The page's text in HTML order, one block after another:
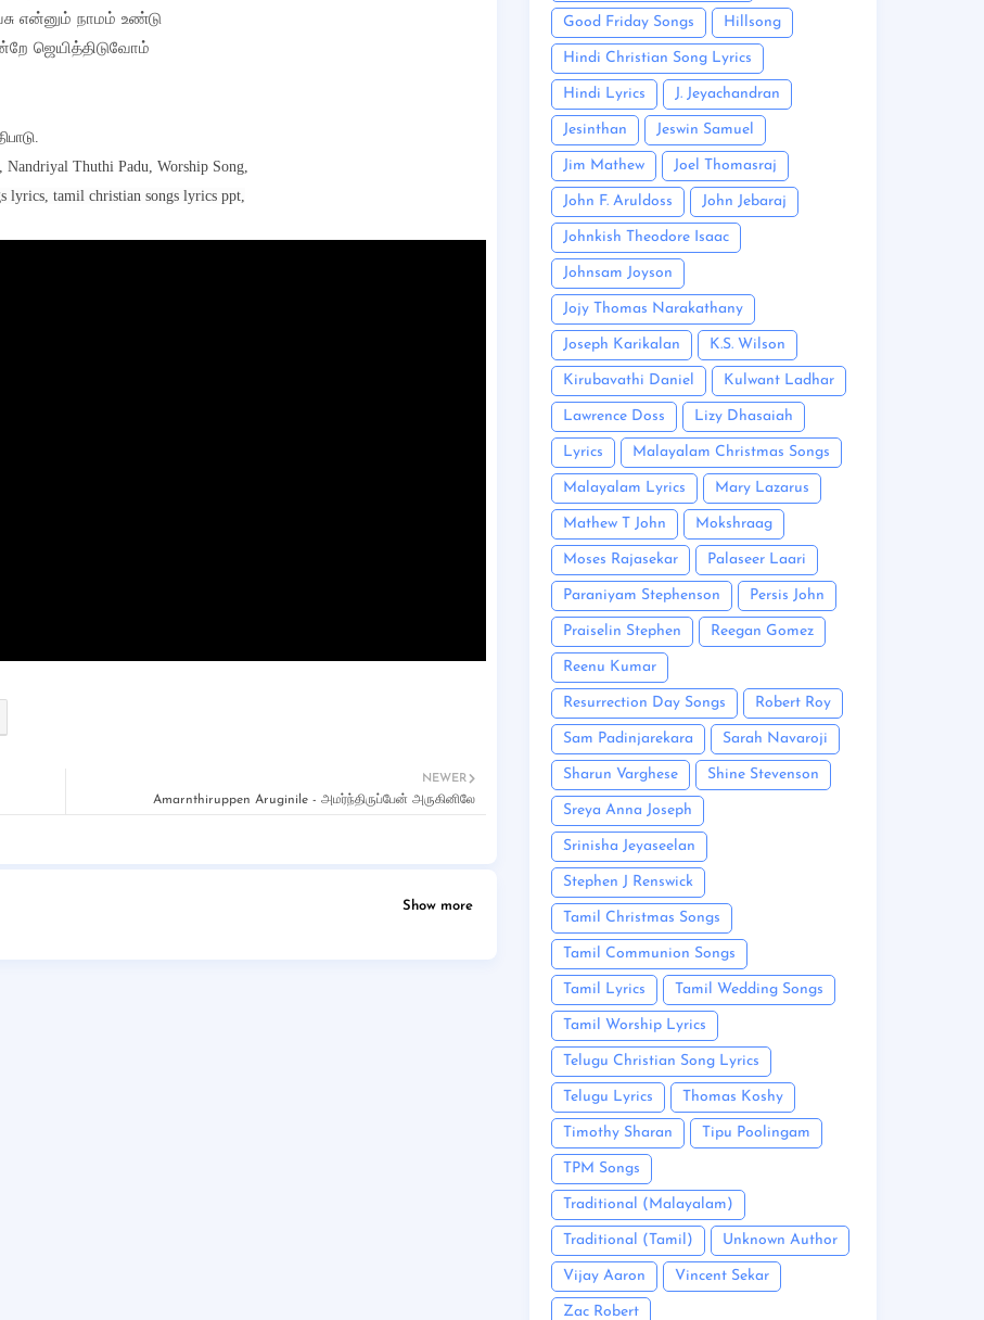
என்னும் நாமம் உண்டு
ஜெயித்திடுவோம்
Nandriyal Thuthi Padu, Worship Song,
lyrics, tamil christian songs lyrics ppt,
NEWER
Amarnthiruppen Aruginile - அமர்ந்திருப்பேன் அருகினிலே
Show more
Good Friday Songs Hillsong
Hindi Christian Song Lyrics
Hindi Lyrics J. Jeyachandran
Jesinthan Jeswin Samuel
Jim Mathew Joel Thomasraj
John F. Aruldoss John Jebaraj
Johnkish Theodore Isaac
Johnsam Joyson
Jojy Thomas Narakathany
Joseph Karikalan K.S. Wilson
Kirubavathi Daniel Kulwant Ladhar
Lawrence Doss Lizy Dhasaiah
Lyrics Malayalam Christmas Songs
Malayalam Lyrics Mary Lazarus
Mathew T John Mokshraag
Moses Rajasekar Palaseer Laari
Paraniyam Stephenson Persis John
Praiselin Stephen Reegan Gomez
Reenu Kumar
Resurrection Day Songs Robert Roy
Sam Padinjarekara Sarah Navaroji
Sharun Varghese Shine Stevenson
Sreya Anna Joseph
Srinisha Jeyaseelan
Stephen J Renswick
Tamil Christmas Songs
Tamil Communion Songs
Tamil Lyrics Tamil Wedding Songs
Tamil Worship Lyrics
Telugu Christian Song Lyrics
Telugu Lyrics Thomas Koshy
Timothy Sharan Tipu Poolingam
TPM Songs
Traditional (Malayalam)
Traditional (Tamil) Unknown Author
Vijay Aaron Vincent Sekar
Zac Robert